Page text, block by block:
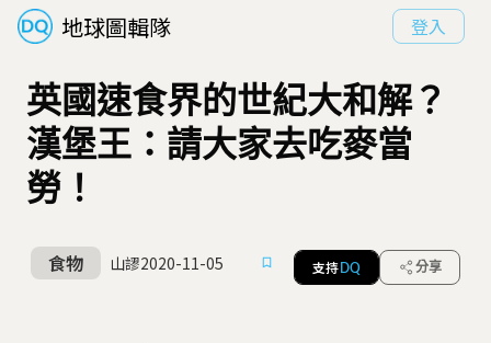
地球圖輯隊 登入
英國速食界的世紀大和解？
漢堡王：請大家去吃麥當
勞！
食物 山謬2020-11-05 支持 DQ 分享